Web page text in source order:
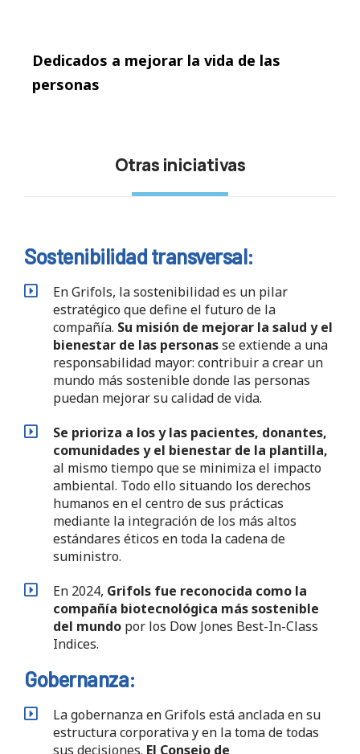
Dedicados a mejorar la vida de las
personas
Otras iniciativas
Sostenibilidad transversal:
En Grifols, la sostenibilidad es un pilar
estratégico que define el futuro de la
compañía. Su misión de mejorar la salud y el
bienestar de las personasse extiende a una
responsabilidad mayor: contribuir a crear un
mundo más sostenible donde las personas
puedan mejorar su calidad de vida.
Se prioriza a los y las pacientes, donantes,
comunidades y el bienestar de la plantilla,
al mismo tiempo que se minimiza el impacto
ambiental. Todo ello situando los derechos
humanos en el centro de sus prácticas
mediante la integración de los más altos
estándares éticos en toda la cadena de
suministro.
En 2024, Grifols fue reconocida como la
compañía biotecnológica más sostenible
del mundopor los Dow Jones Best-In-Class
Indices.
Gobernanza:
La gobernanza en Grifols está anclada en su
estructura corporativa y en la toma de todas
sus decisiones. El Consejo de